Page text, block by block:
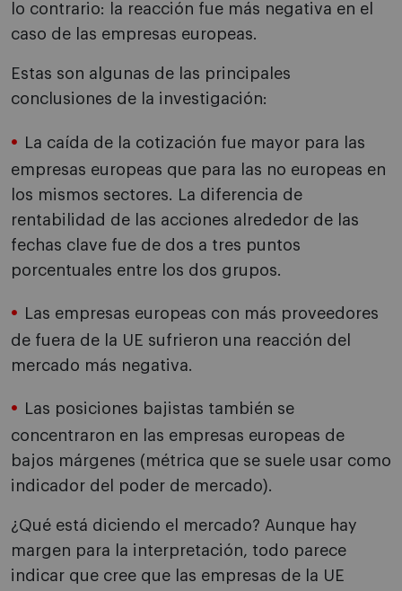
lo contrario: la reacción fue más negativa en el
caso de las empresas europeas.
Estas son algunas de las principales
conclusiones de la investigación:
La caída de la cotización fue mayor para las
empresas europeas que para las no europeas en
los mismos sectores. La diferencia de
rentabilidad de las acciones alrededor de las
fechas clave fue de dos a tres puntos
porcentuales entre los dos grupos.
Las empresas europeas con más proveedores
de fuera de la UE sufrieron una reacción del
mercado más negativa.
Las posiciones bajistas también se
concentraron en las empresas europeas de
bajos márgenes (métrica que se suele usar como
indicador del poder de mercado).
¿Qué está diciendo el mercado? Aunque hay
margen para la interpretación, todo parece
indicar que cree que las empresas de la UE